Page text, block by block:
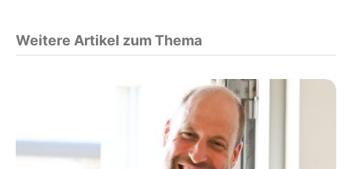
Weitere Artikel zum Thema